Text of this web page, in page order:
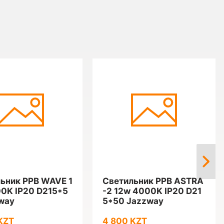
PPB WAVE 1
IP20 D215*5
Светильник PPB ASTRA
-2 12w 4000K IP20 D21
5*50 Jazzway
4 800 KZT